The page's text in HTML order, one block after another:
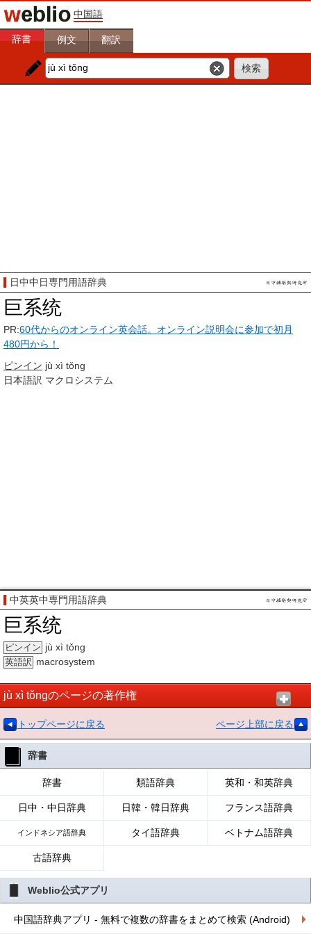
中国語
辞書 例文 翻訳
日中中日専門用語辞典
巨系统
PR:60代からのオンライン英会話。オンライン説明会に参加で初月
480円から！
ピンイン jù xì tǒng
日本語訳 マクロシステム
中英英中専門用語辞典
巨系统
ピンイン jù xì tǒng
英語訳 macrosystem
jù xì tǒngのページの著作権
トップページに戻る ページ上部に戻る
辞書
辞書 類語辞典 英和・和英辞典
日中・中日辞典 日韓・韓日辞典 フランス語辞典
インドネシア語辞典 タイ語辞典 ベトナム語辞典
古語辞典
Weblio公式アプリ
中国語辞典アプリ - 無料で複数の辞書をまとめて検索 (Android)